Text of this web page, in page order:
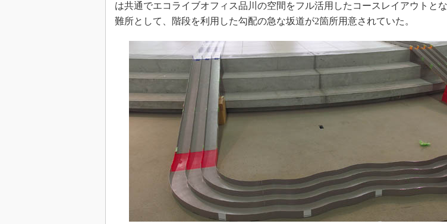
は共通でエコライブオフィス品川の空間をフル活用したコースレイアウトとな
難所として、階段を利用した勾配の急な坂道が2箇所用意されていた。